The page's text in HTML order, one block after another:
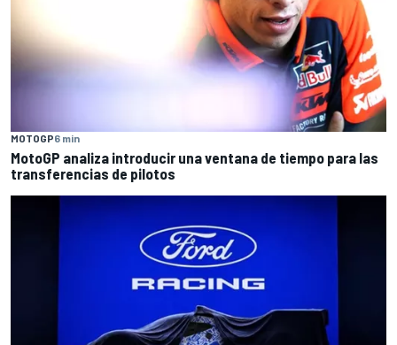
MOTOGP6 min
MotoGP analiza introducir una ventana de tiempo para las
transferencias de pilotos